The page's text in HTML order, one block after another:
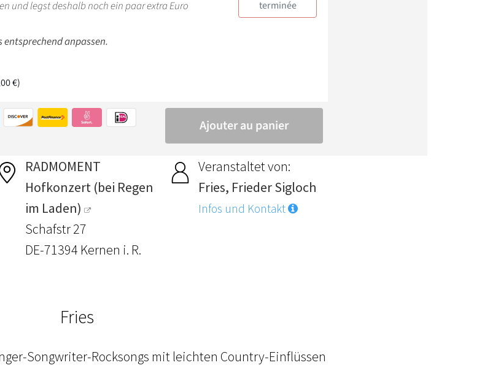
RADMOMENT
Hofkonzert (bei Regen
im Laden)
Schafstr 27
DE-71394 Kernen i. R.
Veranstaltet von:
Fries, Frieder Sigloch
Infos und Kontakt
Fries
Songwriter-Rocksongs mit leichten Country-Einflüssen